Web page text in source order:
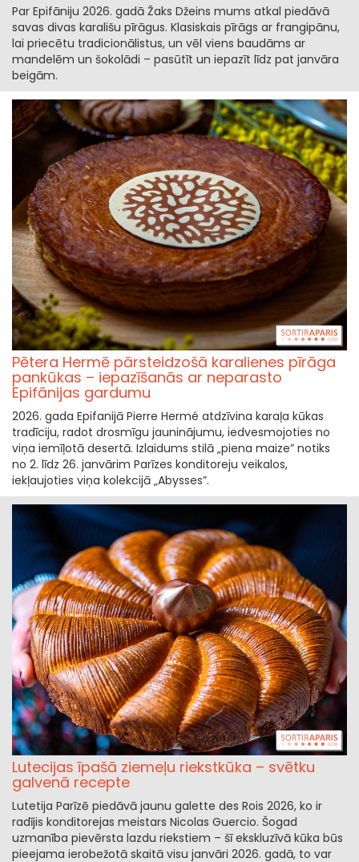
Par Epifāniju 2026. gadā Žaks Džeins mums atkal piedāvā
savas divas karališu pīrāgus. Klasiskais pīrāgs ar frangipānu,
lai priecētu tradicionālistus, un vēl viens baudāms ar
mandelēm un šokolādi – pasūtīt un iepazīt līdz pat janvāra
beigām.
Pētera Hermē pārsteidzošā karalienes pīrāga
pankūkas – iepazīšanās ar neparasto
Epifānijas gardumu
2026. gada Epifanijā Pierre Hermé atdzīvina karaļa kūkas
tradīciju, radot drosmīgu jauninājumu, iedvesmojoties no
viņa iemīļotā desertā. Izlaidums stilā „piena maize” notiks
no 2. līdz 26. janvārim Parīzes konditoreju veikalos,
iekļaujoties viņa kolekcijā „Abysses”.
Lutecijas īpašā ziemeļu riekstkūka – svētku
galvenā recepte
Lutetija Parīzē piedāvā jaunu galette des Rois 2026, ko ir
radījis konditorejas meistars Nicolas Guercio. Šogad
uzmanība pievērsta lazdu riekstiem – šī ekskluzīvā kūka būs
pieejama ierobežotā skaitā visu janvāri 2026. gadā, to var